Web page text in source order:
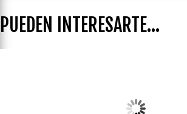
PUEDEN INTERESARTE...